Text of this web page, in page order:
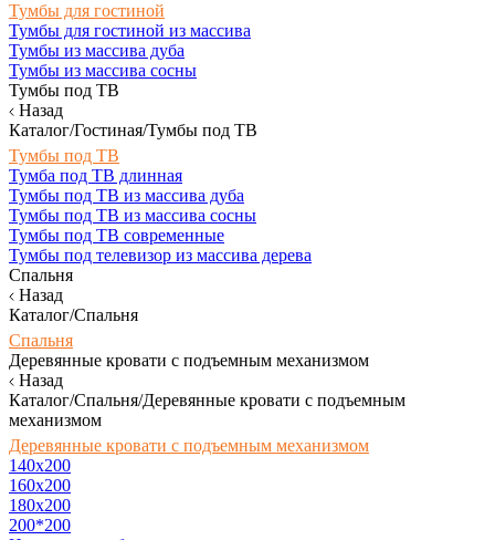
Тумбы для гостиной
Тумбы для гостиной из массива
Тумбы из массива дуба
Тумбы из массива сосны
Тумбы под ТВ
Назад
Каталог/Гостиная/Тумбы под ТВ
Тумбы под ТВ
Тумба под ТВ длинная
Тумбы под ТВ из массива дуба
Тумбы под ТВ из массива сосны
Тумбы под ТВ современные
Тумбы под телевизор из массива дерева
Спальня
Назад
Каталог/Спальня
Спальня
Деревянные кровати с подъемным механизмом
Назад
Каталог/Спальня/Деревянные кровати с подъемным
механизмом
Деревянные кровати с подъемным механизмом
140x200
160х200
180х200
200*200